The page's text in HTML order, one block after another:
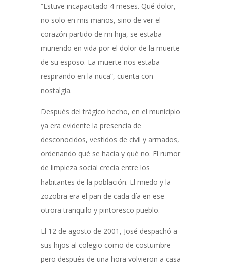
“Estuve incapacitado 4 meses. Qué dolor,
no solo en mis manos, sino de ver el
corazón partido de mi hija, se estaba
muriendo en vida por el dolor de la muerte
de su esposo. La muerte nos estaba
respirando en la nuca”, cuenta con
nostalgia.
Después del trágico hecho, en el municipio
ya era evidente la presencia de
desconocidos, vestidos de civil y armados,
ordenando qué se hacía y qué no. El rumor
de limpieza social crecía entre los
habitantes de la población. El miedo y la
zozobra era el pan de cada día en ese
otrora tranquilo y pintoresco pueblo.
El 12 de agosto de 2001, José despachó a
sus hijos al colegio como de costumbre
pero después de una hora volvieron a casa